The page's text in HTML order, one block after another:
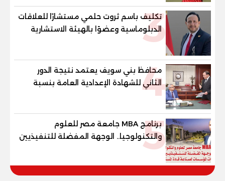
3
تكليف باسم ثروت حلمي مستشارًا للعلاقات
الدبلوماسية وعضوًا بالهيئة الاستشارية
العليا لمنظمة «جاد جمينت يوإن»
4
محافظ بني سويف يعتمد نتيجة الدور
الثاني للشهادة الإعدادية العامة بنسبة
والنور للمكفوفين
5
برنامج MBA جامعة مصر للعلوم
والتكنولوجيا.. الوجهة المفضلة للتنفيذيين
وقيادات المؤسسات لصناعة قادة